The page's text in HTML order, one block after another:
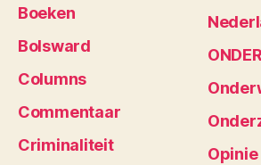
Boeken
Bolsward
Columns
Commentaar
Criminaliteit
Opinie